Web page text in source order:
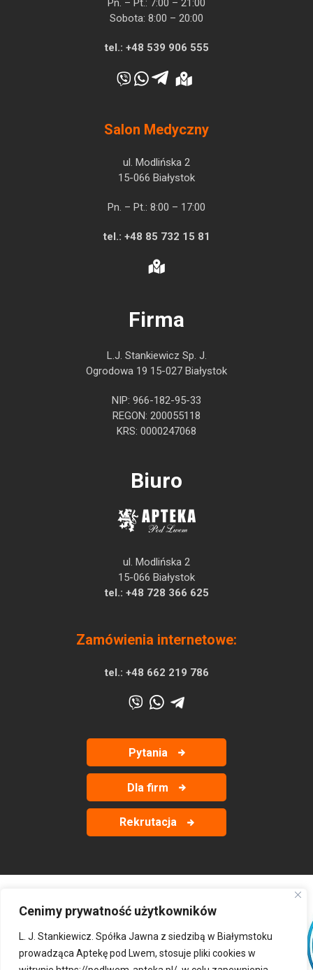
Cenimy prywatność użytkowników
L. J. Stankiewicz. Spółka Jawna z siedzibą w Białymstoku
prowadząca Aptekę pod Lwem, stosuje pliki cookies w
Pn. – Pt.: 7:00 – 21:00
Sobota: 8:00 – 20:00
tel.: +48 539 906 555
Salon Medyczny
ul. Modlińska 2
15-066 Białystok
Pn. – Pt.: 8:00 – 17:00
tel.: +48 85 732 15 81
Firma
L.J. Stankiewicz Sp. J.
Ogrodowa 19 15-027 Białystok
NIP: 966-182-95-33
REGON: 200055118
KRS: 0000247068
Biuro
ul. Modlińska 2
15-066 Białystok
tel.: +48 728 366 625
Zamówienia internetowe:
tel.: +48 662 219 786
Pytania
Dla firm
Rekrutacja
‹